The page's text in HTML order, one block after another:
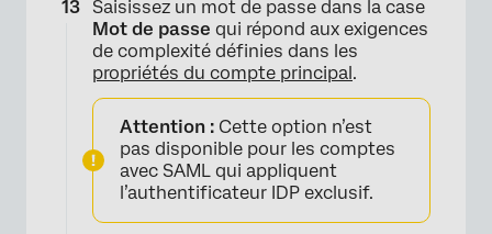
Saisissez un mot de passe dans la case
Mot de passe qui répond aux exigences
de complexité définies dans les
propriétés du compte principal.
Attention : Cette option n’est
pas disponible pour les comptes
avec SAML qui appliquent
l’authentificateur IDP exclusif.